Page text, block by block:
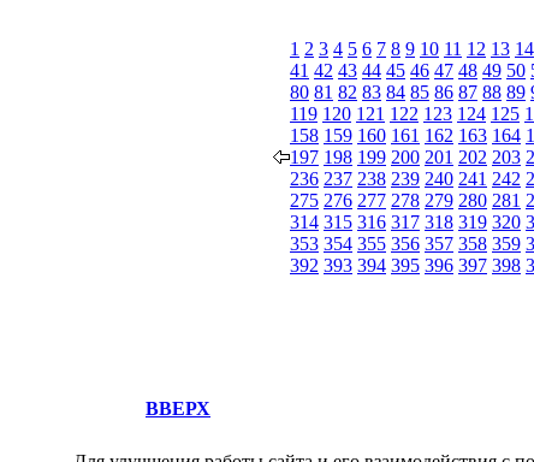
1 2 3 4 5 6 7 8 9 10 11 12 13 14
41 42 43 44 45 46 47 48 49 50
80 81 82 83 84 85 86 87 88 89
119 120 121 122 123 124 125
158 159 160 161 162 163 164
197 198 199 200 201 202 203
236 237 238 239 240 241 242
275 276 277 278 279 280 281
314 315 316 317 318 319 320
353 354 355 356 357 358 359
392 393 394 395 396 397 398
ВВЕРХ